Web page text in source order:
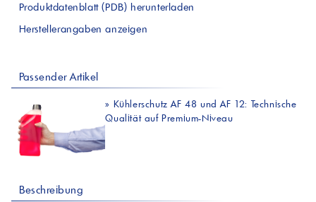
Produktdatenblatt (PDB) herunterladen
Herstellerangaben anzeigen
Passender Artikel
» Kühlerschutz AF 48 und AF 12: Technische
Qualität auf Premium-Niveau
Beschreibung